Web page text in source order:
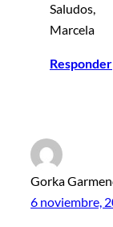
Saludos,
Marcela
Responder
Gorka
6 noviembre,